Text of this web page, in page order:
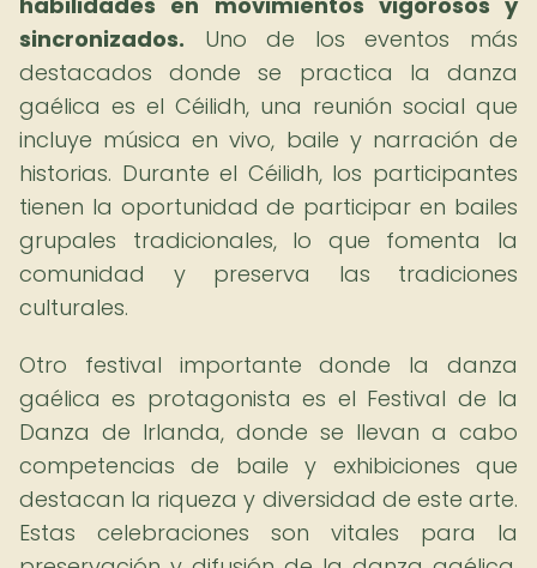
sincronizados. Uno de los eventos más
destacados donde se practica la danza
gaélica es el Céilidh, una reunión social que
incluye música en vivo, baile y narración de
historias. Durante el Céilidh, los participantes
tienen la oportunidad de participar en bailes
grupales tradicionales, lo que fomenta la
comunidad y preserva las tradiciones
culturales.
Otro festival importante donde la danza
gaélica es protagonista es el Festival de la
Danza de Irlanda, donde se llevan a cabo
competencias de baile y exhibiciones que
destacan la riqueza y diversidad de este arte.
Estas celebraciones son vitales para la